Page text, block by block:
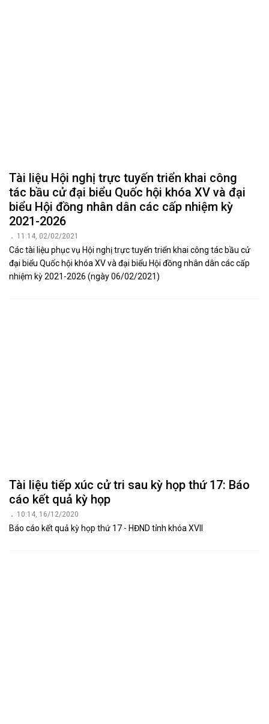
Tài liệu Hội nghị trực tuyến triển khai công
tác bầu cử đại biểu Quốc hội khóa XV và đại
biểu Hội đồng nhân dân các cấp nhiệm kỳ
2021-2026
11:14, 02/02/2021
Các tài liệu phục vụ Hội nghị trực tuyến triển khai công tác bầu cử
đại biểu Quốc hội khóa XV và đại biểu Hội đồng nhân dân các cấp
nhiệm kỳ 2021-2026 (ngày 06/02/2021)
Tài liệu tiếp xúc cử tri sau kỳ họp thứ 17: Báo
cáo kết quả kỳ họp
10:14, 16/12/2020
Báo cáo kết quả kỳ họp thứ 17 - HĐND tỉnh khóa XVII